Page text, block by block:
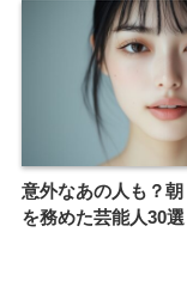
意外なあの人も？
を務めた芸能人30選